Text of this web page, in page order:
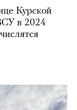
Курской
в 2024